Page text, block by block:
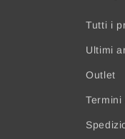
Tutti i
Ultimi
Outlet
Termini